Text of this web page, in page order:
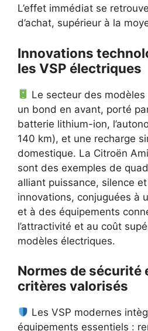
L’effet immédiat se
d’achat, supérieur à la
Innovations
les VSP électriques
Le secteur des
un bond en avant, porté
batterie lithium-ion,
140 km), et une recharge
domestique. La Citroën
sont des exemples de
alliant puissance, silence
innovations, conjuguées à
et à des équipements
l’attractivité et au coût
modèles électriques.
Normes de sécurité
critères valorisés
Les VSP modernes
équipements essentiels :